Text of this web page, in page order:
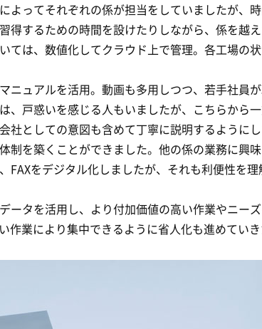
よってそれぞれの係が担当をしていましたが、
得するための時間を設けたりしながら、係を越
ては、数値化してクラウド上で管理。各工場の
ニュアルを活用。動画も多用しつつ、若手社員
、戸惑いを感じる人もいましたが、こちらから一
社としての意図も含めて丁寧に説明するようにし
制を築くことができました。他の係の業務に興
FAXをデジタル化しましたが、それも利便性を
ータを活用し、より付加価値の高い作業やニー
作業により集中できるように省人化も進めていき